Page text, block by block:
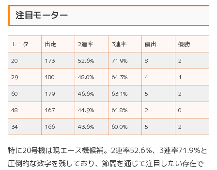
注目モーター
モーター 出走 2連率 3連率 優出
優勝
20
173 52.6% 71.9% 8
2
29
180 48.0% 64.3% 4
1
60
179 46.6% 63.1% 5
2
48
167 44.9% 61.8% 2
0
34
166 43.6% 60.0% 5 2
特に20号機は現エース機候補。2連率52.6％、3連率71.9％と
圧倒的な数字を残しており、節間を通じて注目したい存在で